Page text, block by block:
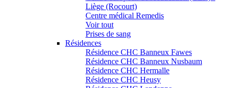
Liège (Rocourt)
Centre médical Remedis
Voir tout
Prises de sang
Résidences
Résidence CHC Banneux Fawes
Résidence CHC Banneux Nusbaum
Résidence CHC Hermalle
Résidence CHC Heusy